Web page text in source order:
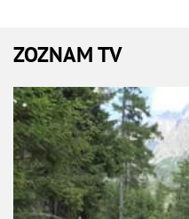
ZOZNAM TV